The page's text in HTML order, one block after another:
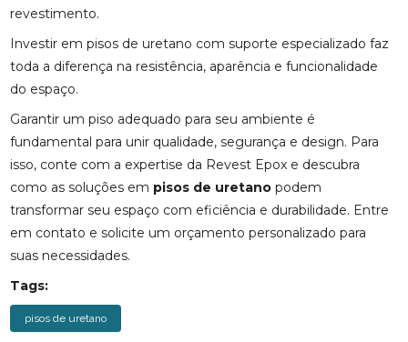
revestimento.
Investir em pisos de uretano com suporte especializado faz
toda a diferença na resistência, aparência e funcionalidade
do espaço.
Garantir um piso adequado para seu ambiente é
fundamental para unir qualidade, segurança e design. Para
isso, conte com a expertise da Revest Epox e descubra
como as soluções em pisos de uretano podem
transformar seu espaço com eficiência e durabilidade. Entre
em contato e solicite um orçamento personalizado para
suas necessidades.
Tags:
pisos de uretano